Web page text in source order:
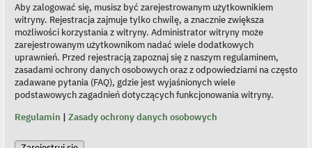
Aby zalogować się, musisz być zarejestrowanym użytkownikiem
witryny. Rejestracja zajmuje tylko chwilę, a znacznie zwiększa
możliwości korzystania z witryny. Administrator witryny może
zarejestrowanym użytkownikom nadać wiele dodatkowych
uprawnień. Przed rejestracją zapoznaj się z naszym regulaminem,
zasadami ochrony danych osobowych oraz z odpowiedziami na często
zadawane pytania (FAQ), gdzie jest wyjaśnionych wiele
podstawowych zagadnień dotyczących funkcjonowania witryny.
Regulamin | Zasady ochrony danych osobowych